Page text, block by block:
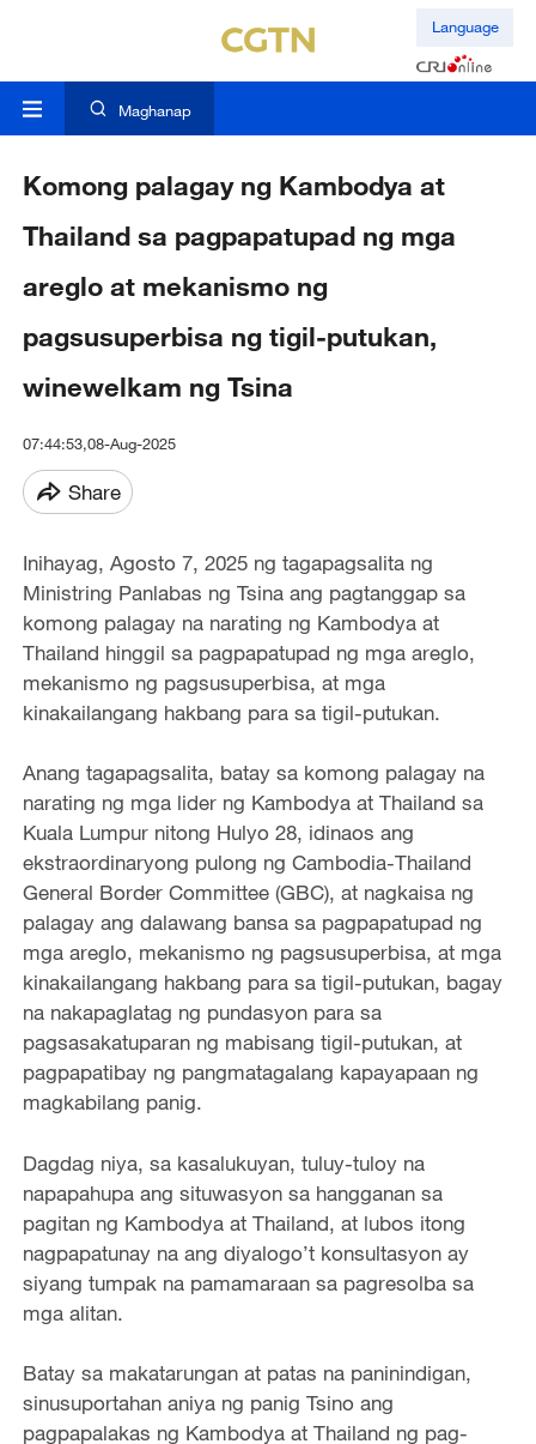
Language
Maghanap
Komong palagay ng Kambodya at
Thailand sa pagpapatupad ng mga
areglo at mekanismo ng
pagsusuperbisa ng tigil-putukan,
winewelkam ng Tsina
07:44:53,08-Aug-2025
Share
Inihayag, Agosto 7, 2025 ng tagapagsalita ng
Ministring Panlabas ng Tsina ang pagtanggap sa
komong palagay na narating ng Kambodya at
Thailand hinggil sa pagpapatupad ng mga areglo,
mekanismo ng pagsusuperbisa, at mga
kinakailangang hakbang para sa tigil-putukan.
Anang tagapagsalita, batay sa komong palagay na
narating ng mga lider ng Kambodya at Thailand sa
Kuala Lumpur nitong Hulyo 28, idinaos ang
ekstraordinaryong pulong ng Cambodia-Thailand
General Border Committee (GBC), at nagkaisa ng
palagay ang dalawang bansa sa pagpapatupad ng
mga areglo, mekanismo ng pagsusuperbisa, at mga
kinakailangang hakbang para sa tigil-putukan, bagay
na nakapaglatag ng pundasyon para sa
pagsasakatuparan ng mabisang tigil-putukan, at
pagpapatibay ng pangmatagalang kapayapaan ng
magkabilang panig.
Dagdag niya, sa kasalukuyan, tuluy-tuloy na
napapahupa ang situwasyon sa hangganan sa
pagitan ng Kambodya at Thailand, at lubos itong
nagpapatunay na ang diyalogo’t konsultasyon ay
siyang tumpak na pamamaraan sa pagresolba sa
mga alitan.
Batay sa makatarungan at patas na paninindigan,
sinusuportahan aniya ng panig Tsino ang
pagpapalakas ng Kambodya at Thailand ng pag-